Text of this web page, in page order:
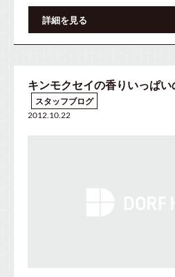
詳細を見る
キンモクセイの香りいっぱい
スタッフブログ
2012.10.22